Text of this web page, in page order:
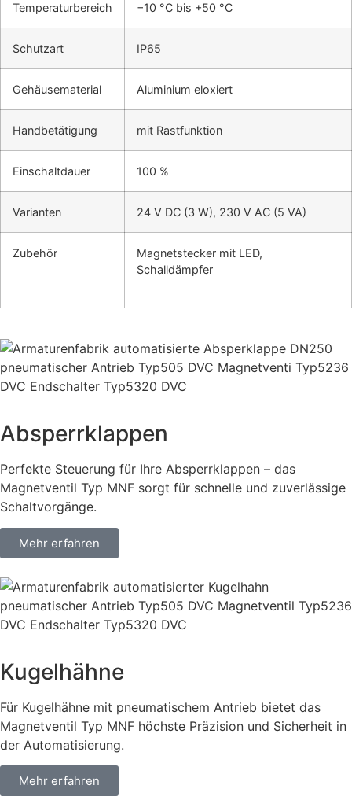
Temperaturbereich −10 °C bis +50 °C
Schutzart IP65
Gehäusematerial Aluminium eloxiert
Handbetätigung mit Rastfunktion
Einschaltdauer 100 %
Varianten 24 V DC (3 W), 230 V AC (5 VA)
Zubehör
Magnetstecker mit LED,
Schalldämpfer
Absperrklappen
Perfekte Steuerung für Ihre Absperrklappen – das
Magnetventil Typ MNF sorgt für schnelle und zuverlässige
Schaltvorgänge.
Mehr erfahren
Kugelhähne
Für Kugelhähne mit pneumatischem Antrieb bietet das
Magnetventil Typ MNF höchste Präzision und Sicherheit in
der Automatisierung.
Mehr erfahren